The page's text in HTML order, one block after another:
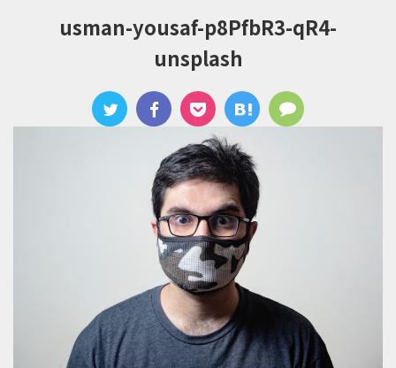
usman-yousaf-p8PfbR3-qR4-
unsplash